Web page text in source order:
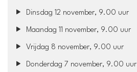
Dinsdag 12 november, 9.00 uur
Maandag 11 november, 9.00 uur
Vrijdag 8 november, 9.00 uur
Donderdag 7 november, 9.00 uur